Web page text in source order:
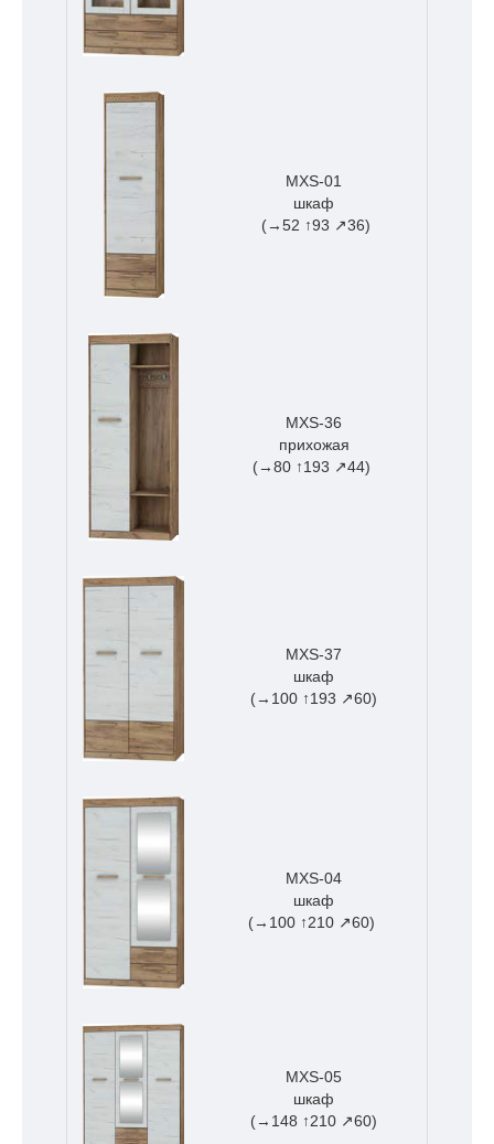
MXS-01
шкаф
(→52 ↑93 ↗36)
MXS-36
прихожая
(→80 ↑193 ↗44)
MXS-37
шкаф
(→100 ↑193 ↗60)
MXS-04
шкаф
(→100 ↑210 ↗60)
MXS-05
шкаф
(→148 ↑210 ↗60)